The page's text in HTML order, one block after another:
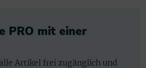
PRO mit einer
Artikel frei zugänglich und